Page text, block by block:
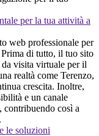
per la tua attività a
web professionale per
di tutto, il tuo sito
visita virtuale per il
realtà come Terenzo,
crescita. Inoltre,
e un canale
così a
le soluzioni